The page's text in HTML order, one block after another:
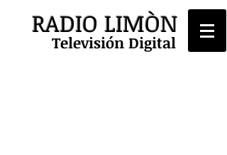
RADIO LIMÒN
Televisión Digital